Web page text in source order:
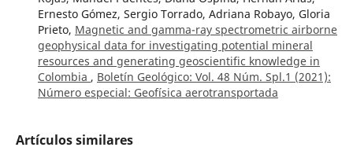
Ernesto Gómez, Sergio Torrado, Adriana Robayo, Gloria
Prieto, Magnetic and gamma-ray spectrometric airborne
geophysical data for investigating potential mineral
resources and generating geoscientific knowledge in
Colombia , Boletín Geológico: Vol. 48 Núm. Spl.1 (2021):
Número especial: Geofísica aerotransportada
Artículos similares